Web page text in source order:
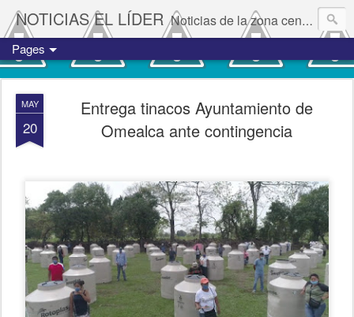
NOTICIAS EL LÍDER Noticias de la zona centro del estado de Veracruz.
Pages
MAY
20
Entrega tinacos Ayuntamiento de
Omealca ante contingencia